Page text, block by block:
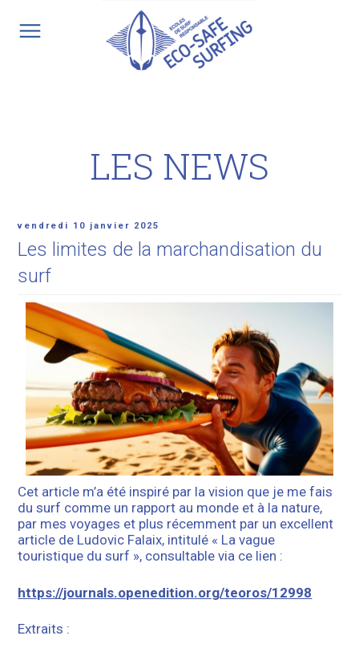
LES NEWS
Publié
le
vendredi 10 janvier 2025
Les limites de la marchandisation du
surf
Cet article m’a été inspiré par la vision que je me fais
du surf comme un rapport au monde et à la nature,
par mes voyages et plus récemment par un excellent
article de Ludovic Falaix, intitulé « La vague
touristique du surf », consultable via ce lien :
https://journals.openedition.org/teoros/12998
Extraits :